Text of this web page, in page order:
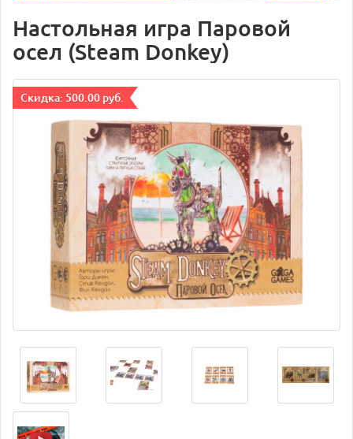
Настольная игра Паровой
осел (Steam Donkey)
Cкидка: 500.00 руб.